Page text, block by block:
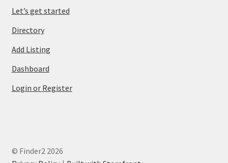
Let’s get started
Directory
Add Listing
Dashboard
Login or Register
© Finder2 2026